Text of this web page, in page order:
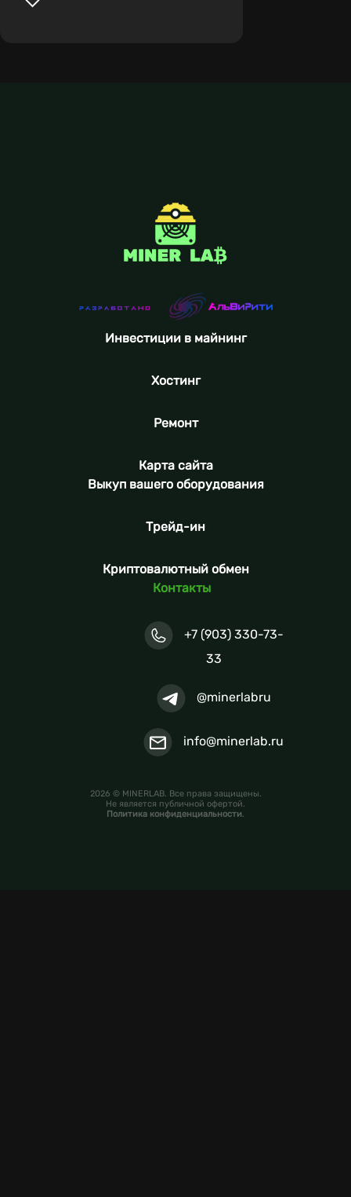
Инвестиции в майнинг
Хостинг
Ремонт
Карта сайта
Выкуп вашего оборудования
Трейд-ин
Криптовалютный обмен
Контакты
+7 (903) 330-73-
33
@minerlabru
info@minerlab.ru
2026 © MINERLAB. Все права защищены.
Не является публичной офертой.
Политика конфиденциальности.